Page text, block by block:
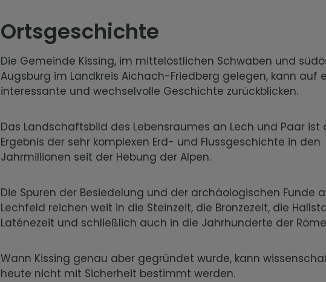
Ortsgeschichte
Die Gemeinde Kissing, im mittelöstlichen Schwaben und
Augsburg im Landkreis Aichach-Friedberg gelegen, kann auf
interessante und wechselvolle Geschichte zurückblicken.
Das Landschaftsbild des Lebensraumes an Lech und Paar ist
Ergebnis der sehr komplexen Erd- und Flussgeschichte in den
Jahrmillionen seit der Hebung der Alpen.
Die Spuren der Besiedelung und der archäologischen Funde
Lechfeld reichen weit in die Steinzeit, die Bronzezeit, die
Laténezeit und schließlich auch in die Jahrhunderte der
Wann Kissing genau aber gegründet wurde, kann
heute nicht mit Sicherheit bestimmt werden.